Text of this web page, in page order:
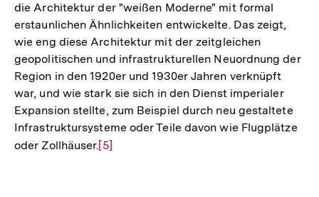
die Architektur der "weißen Moderne" mit formal
erstaunlichen Ähnlichkeiten entwickelte. Das zeigt,
wie eng diese Architektur mit der zeitgleichen
geopolitischen und infrastrukturellen Neuordnung der
Region in den 1920er und 1930er Jahren verknüpft
war, und wie stark sie sich in den Dienst imperialer
Expansion stellte, zum Beispiel durch neu gestaltete
Infrastruktursysteme oder Teile davon wie Flugplätze
oder Zollhäuser.Zur
[5]